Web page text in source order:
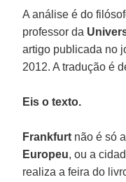
A análise é do
professor da
artigo publicada no
2012. A tradução é
Eis o texto.
Frankfurt não é só
Europeu, ou a
realiza a feira do